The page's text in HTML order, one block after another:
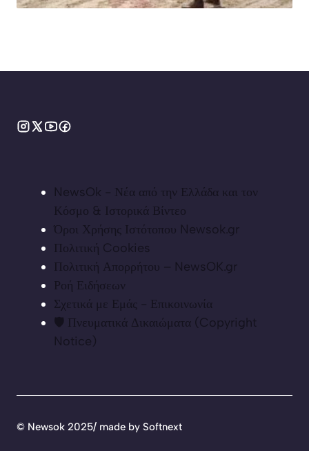
NewsOk - Νέα από την Ελλάδα και τον
Κόσμο & Ιστορικά Βίντεο
Όροι Χρήσης Ιστότοπου Newsok.gr
Πολιτική Cookies
Πολιτική Απορρήτου – NewsOK.gr
Ροή Ειδήσεων
Σχετικά με Εμάς - Επικοινωνία
🛡️ Πνευματικά Δικαιώματα (Copyright
Notice)
© Newsok 2025/ made by Softnext